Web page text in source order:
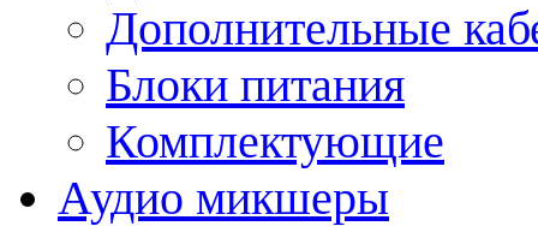
Дополнительные
Блоки питания
Комплектующие
Аудио микшеры